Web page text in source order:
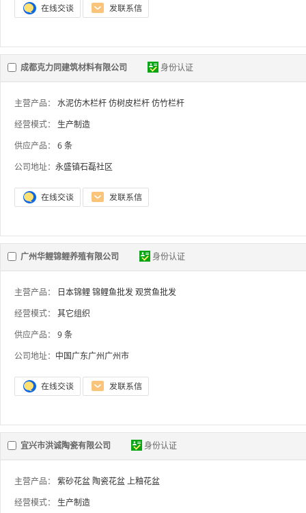
成都克力同建筑材料有限公司 身份认证
主营产品： 水泥仿木栏杆仿树皮栏杆仿竹栏杆
经营模式：
生产制造
供应产品：
6 条
公司地址： 永盛镇石磊社区
广州华鲤锦鲤养殖有限公司 身份认证
主营产品： 日本锦鲤锦鲤鱼批发观赏鱼批发
经营模式：
其它组织
供应产品：
9 条
公司地址： 中国广东广州广州市
宜兴市洪诚陶瓷有限公司 身份认证
主营产品： 紫砂花盆 陶瓷花盆上釉花盆
经营模式：
生产制造